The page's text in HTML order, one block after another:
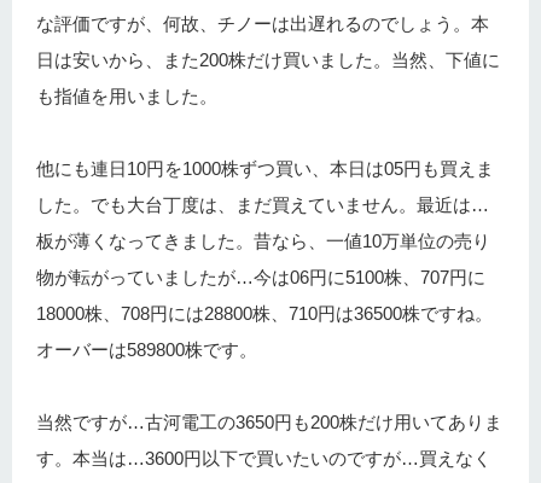
な評価ですが、何故、チノーは出遅れるのでしょう。本
日は安いから、また200株だけ買いました。当然、下値に
も指値を用いました。
他にも連日10円を1000株ずつ買い、本日は05円も買えま
した。でも大台丁度は、まだ買えていません。最近は…
板が薄くなってきました。昔なら、一値10万単位の売り
物が転がっていましたが…今は06円に5100株、707円に
18000株、708円には28800株、710円は36500株ですね。
オーバーは589800株です。
当然ですが…古河電工の3650円も200株だけ用いてありま
す。本当は…3600円以下で買いたいのですが…買えなく